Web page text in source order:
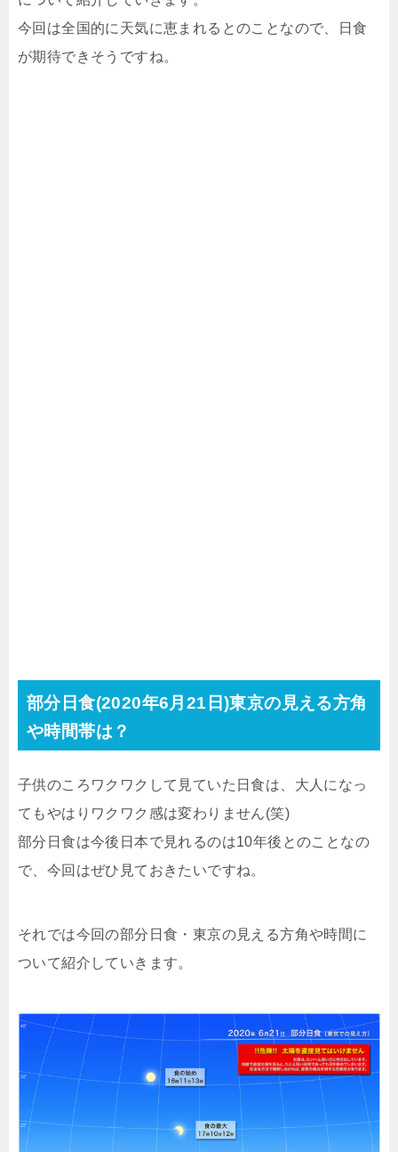
今回は全国的に天気に恵まれるとのことなので、日食
が期待できそうですね。
部分日食(2020年6月21日)東京の見える方角
や時間帯は？
子供のころワクワクして見ていた日食は、大人になっ
てもやはりワクワク感は変わりません(笑)
部分日食は今後日本で見れるのは10年後とのことなの
で、今回はぜひ見ておきたいですね。
それでは今回の部分日食・東京の見える方角や時間に
ついて紹介していきます。